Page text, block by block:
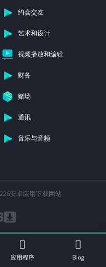
约会交友
艺术和设计
视频播放和编辑
财务
赌场
通讯
音乐与音频
安卓应用下载网站
应用程序 Blog